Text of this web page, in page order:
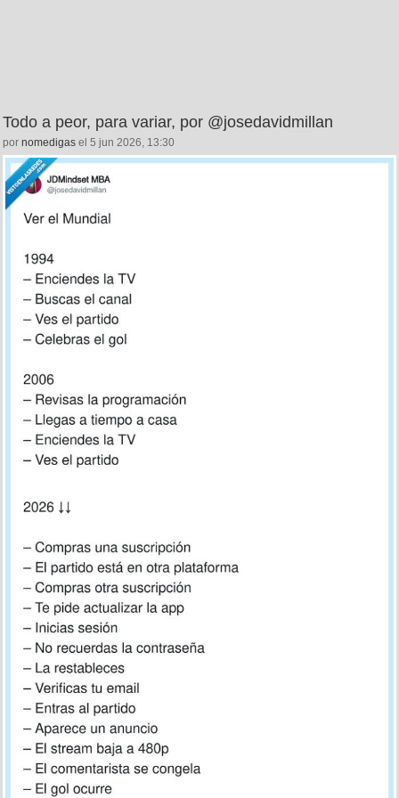
Todo a peor, para variar, por @josedavidmillan
por nomedigas el 5 jun 2026, 13:30